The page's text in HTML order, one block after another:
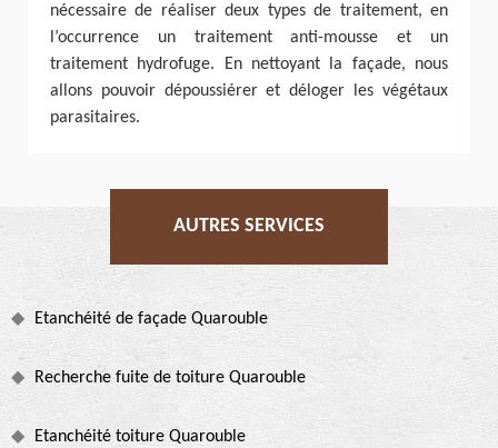
nécessaire de réaliser deux types de traitement, en
l’occurrence un traitement anti-mousse et un
traitement hydrofuge. En nettoyant la façade, nous
allons pouvoir dépoussiérer et déloger les végétaux
parasitaires.
AUTRES SERVICES
Etanchéité de façade Quarouble
Recherche fuite de toiture Quarouble
Etanchéité toiture Quarouble